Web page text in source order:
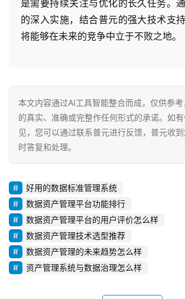
是需要持续关注与优化的长久任务。
的深入实施，结合普元的强大技术支
将能够在未来的竞争中立于不败之地。
本文内容通过AI工具智能整合而成，仅供参
的真实、准确或完整作任何形式的承诺。如
见，您可以通过联系普元进行反馈，普元收
时答复和处理。
好用的数据标准管理系统
数据资产管理平台功能排行
数据资产管理平台的用户评价怎么样
数据资产管理技术选型推荐
数据资产管理的未来趋势怎么样
资产管理系统与数据治理怎么样